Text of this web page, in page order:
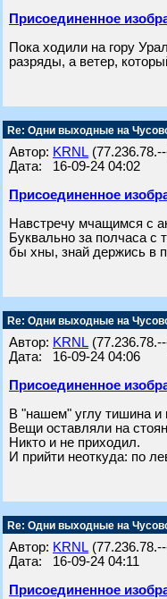
Присоединенное
Пока ходили на гору
разряды, а ветер,
Re: Одни выходные на
Автор: KRNL
Дата: 16-09-24 04:02
Присоединенное
Навстречу мчащимся с
Буквально за полчаса с
бы хны, знай держись в
Re: Одни выходные на
Автор: KRNL
Дата: 16-09-24 04:06
Присоединенное
В "нашем" углу тишина и
Вещи оставляли на
Никто и не приходил.
И прийти неоткуда: по
Re: Одни выходные на
Автор: KRNL
Дата: 16-09-24 04:11
Присоединенное